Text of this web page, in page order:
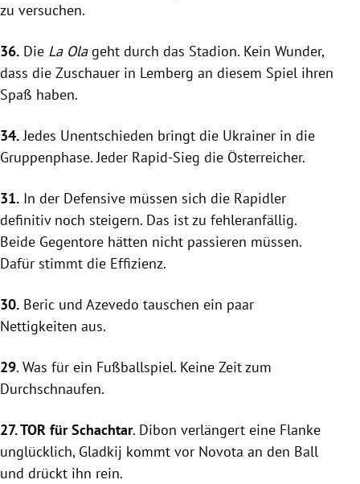
zu versuchen.
36. Die La Olageht durch das Stadion. Kein Wunder,
dass die Zuschauer in Lemberg an diesem Spiel ihren
Spaß haben.
34.Jedes Unentschieden bringt die Ukrainer in die
Gruppenphase. Jeder Rapid-Sieg die Österreicher.
31. In der Defensive müssen sich die Rapidler
definitiv noch steigern. Das ist zu fehleranfällig.
Beide Gegentore hätten nicht passieren müssen.
Dafür stimmt die Effizienz.
30. Beric und Azevedo tauschen ein paar
Nettigkeiten aus.
29. Was für ein Fußballspiel. Keine Zeit zum
Durchschnaufen.
27. TOR fürSchachtar. Dibon verlängert eine Flanke
unglücklich, Gladkij kommt vor Novota an den Ball
und drückt ihn rein.